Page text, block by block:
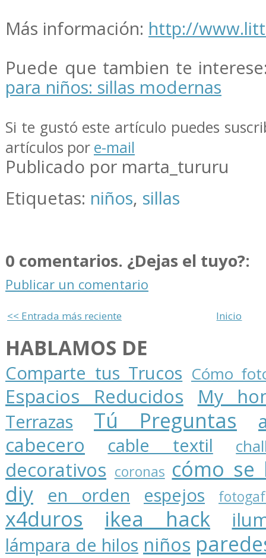
Más información: http://
Puede que tambien te
para niños: sillas modernas
Si te gustó este artículo puedes
artículos por e-mail
Publicado por marta_tururu
Etiquetas: niños, sillas
0 comentarios. ¿Dejas el tuyo?:
Publicar un comentario
<< Entrada más reciente Inicio
HABLAMOS DE
Comparte tus Trucos Cómo
Espacios Reducidos My
Terrazas Tú Preguntas
cabecero
cable textil
decorativos coronas cómo se
diy
en orden espejos
x4duros ikea hack
lámpara de hilos niños